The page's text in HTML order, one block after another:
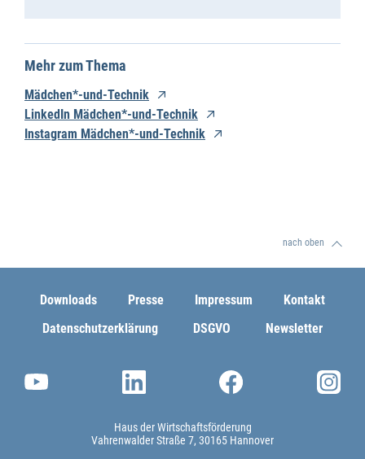
Mehr zum Thema
Mädchen*-und-Technik
LinkedIn Mädchen*-und-Technik
Instagram Mädchen*-und-Technik
nach oben
Downloads Presse Impressum
Kontakt
Datenschutzerklärung
DSGVO Newsletter
Haus der Wirtschaftsförderung
Vahrenwalder Straße 7 30165 Hannover